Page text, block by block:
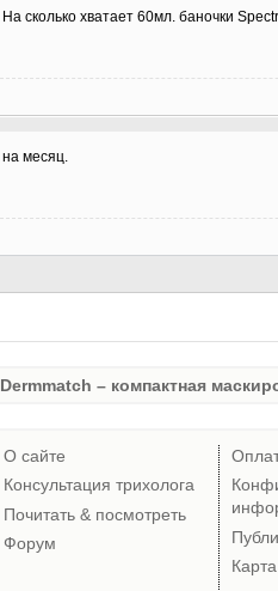
На сколько хватает 60мл. баночки
на месяц.
Dermmatch – компактная
О сайте
Консультация трихолога
Почитать & посмотреть
Форум